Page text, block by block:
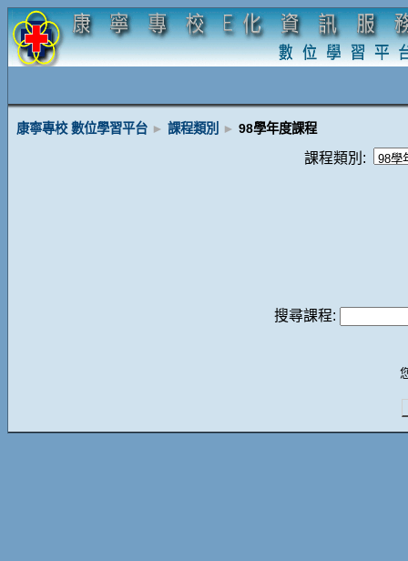
康寧專校 數位學習平台 ► 課程類別 ► 98學年度課程
課程類別:
搜尋課程: